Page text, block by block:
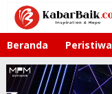
Lewati
konten
Beranda Peristiwa